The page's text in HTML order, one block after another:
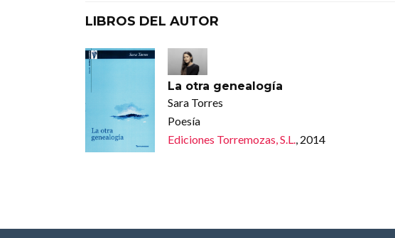
LIBROS DEL AUTOR
La otra genealogía
Sara Torres
Poesía
Ediciones Torremozas, S.L.
, 2014